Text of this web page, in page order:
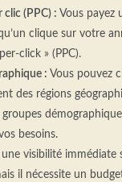
clic( PPC) : Vous payez
clique sur votre
click »( PPC).
: Vous pouvez
des régions
groupes
besoins.
visibilité immédiate
il nécessite un